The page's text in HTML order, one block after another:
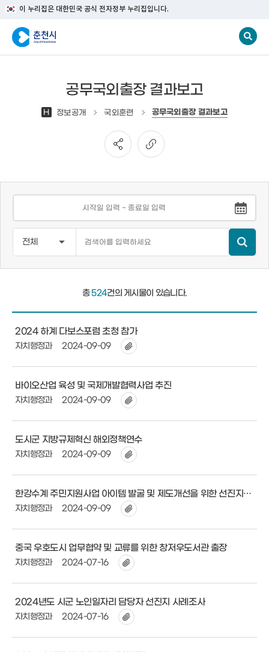
이 누리집은 대한민국 공식 전자정부 누리집입니다.
공무국외출장 결과보고
H 정보공개 국외훈련 공무국외출장 결과보고
총524건의 게시물이 있습니다.
2024 하계 다보스포럼 초청 참가
자치행정과 2024-09-09
바이오산업 육성 및 국제개발협력사업 추진
자치행정과 2024-09-09
도시군 지방규제혁신 해외정책연수
자치행정과 2024-09-09
한강수계 주민지원사업 아이템 발굴 및 제도개선을 위한 선진지 연수
자치행정과 2024-09-09
중국 우호도시 업무협약 및 교류를 위한 창저우도서관 출장
자치행정과 2024-07-16
2024년도 시군 노인일자리 담당자 선진지 사례조사
자치행정과 2024-07-16